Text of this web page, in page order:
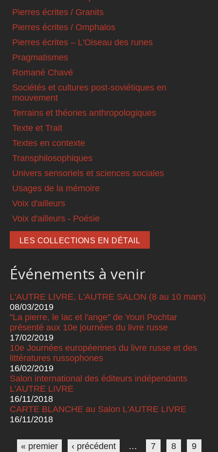
Pierres écrites / Granits
Pierres écrites / Omphalos
Pierres écrites – L'Oiseau des runes
Pragmatismes
Romané Chavé
Sociétés et cultures post-soviétiques en
mouvement
Terrains et théories anthropologiques
Texte et Trait
Textes en contexte
Transphilosophiques
Univers sensoriels et sciences sociales
Usages de la mémoire
Voix d'ailleurs
Voix d'ailleurs - Poésie
LES COLLECTIONS EN DÉTAIL
Événements à venir
L'AUTRE LIVRE, L'AUTRE SALON (8 au 10 mars)
08/03/2019
"La pierre, le lac et l'ange" de Youri Pochtar
présenté aux 10e journées du livre russe
17/02/2019
10e Journées européennes du livre russe et des
littératures russophones
16/02/2019
Salon international des éditeurs indépendants
L'AUTRE LIVRE
16/11/2018
CARTE BLANCHE au Salon L'AUTRE LIVRE
16/11/2018
Pages
« premier ‹ précédent … 7 8 9